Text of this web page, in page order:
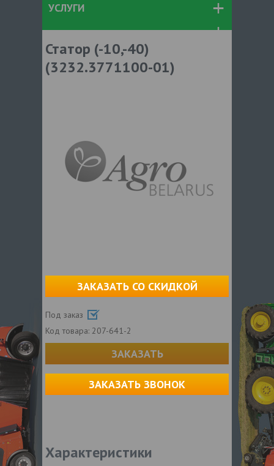
УСЛУГИ
Статор (-10,-40)
(3232.3771100-01)
ЗАКАЗАТЬ СО СКИДКОЙ
Под заказ
Код товара: 207-641-2
ЗАКАЗАТЬ
ЗАКАЗАТЬ ЗВОНОК
Характеристики